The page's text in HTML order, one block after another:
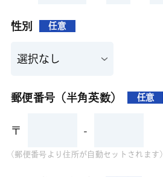
性別 任意
郵便番号（半角英数） 任意
〒 -
(郵便番号より住所が自動セットされます)